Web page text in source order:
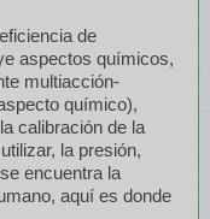
de
aspectos químicos,
multiacción-
químico),
calibración de la
la presión,
encuentra la
aquí es donde